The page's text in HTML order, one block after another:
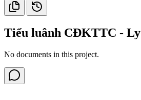
Tiểu luânh CĐKTTC - Ly
No documents in this project.